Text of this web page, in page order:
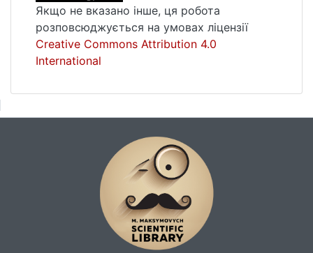
Якщо не вказано інше, ця робота
розповсюджується на умовах ліцензії
Creative Commons Attribution 4.0
International